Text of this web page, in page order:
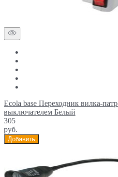
Ecola base Переходник вилка-
выключателем Белый
305
руб.
Добавить